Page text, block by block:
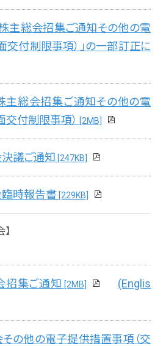
株主総会招集ご通知その他の電
交付制限事項）」の一部訂正に
主総会招集ご通知その他の電
交付制限事項） [2MB]
議ご通知 [247KB]
時報告書 [229KB]
招集ご通知 [2MB]
(Englis
の他の電子提供措置事項（交